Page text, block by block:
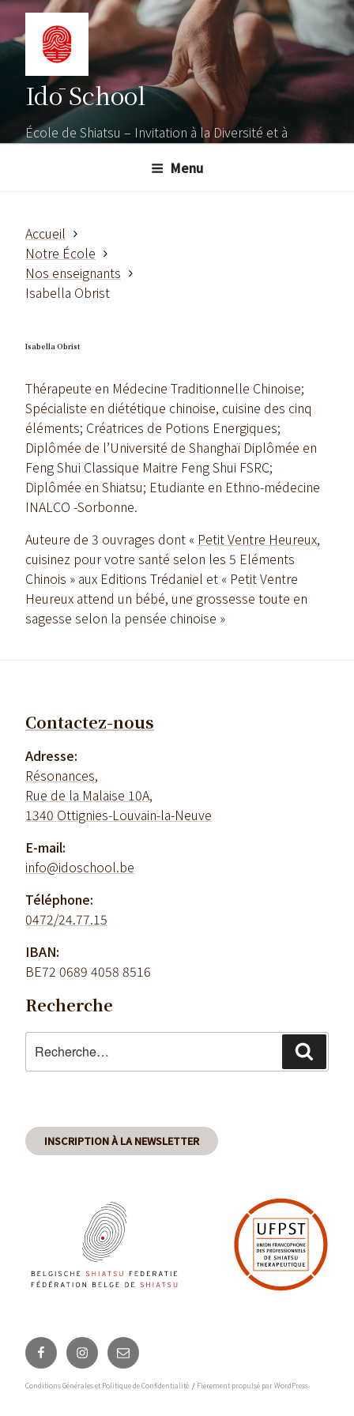
Aller
contenu
Idō School
École de Shiatsu – Invitation à la Diversité et à
Menu
Accueil
Notre École
Nos enseignants
Isabella Obrist
Isabella Obrist
Thérapeute en Médecine Traditionnelle Chinoise;
Spécialiste en diététique chinoise, cuisine des cinq
éléments; Créatrices de Potions Energiques;
Diplômée de l’Université de Shanghaï Diplômée en
Feng Shui Classique Maitre Feng Shui FSRC;
Diplômée en Shiatsu; Etudiante en Ethno-médecine
INALCO -Sorbonne.
Auteure de 3 ouvrages dont « Petit Ventre Heureux,
cuisinez pour votre santé selon les 5 Eléments
Chinois » aux Editions Trédaniel et « Petit Ventre
Heureux attend un bébé, une grossesse toute en
sagesse selon la pensée chinoise »
Contactez-nous
Adresse:
Résonances,
Rue de la Malaise 10A,
1340 Ottignies-Louvain-la-Neuve
E-mail:
info@idoschool.be
Téléphone:
0472/24.77.15
IBAN:
BE72 0689 4058 8516
Recherche
pour
INSCRIPTION À LA NEWSLETTER
Facebook Instagram Email
Conditions Générales et Politique de Confidentialité Fièrement propulsé par WordPress